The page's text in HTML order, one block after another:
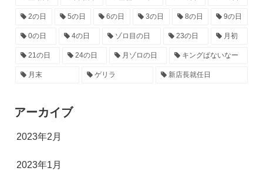
2の日 5の日 6の日 3の日 8の日 9の日
0の日 4の日 ゾロ目の日 23の日 月初
21の日 24の日 月ゾロの日 キングぱないなー
月末 ゲリラ 新店長就任日
アーカイブ
2023年2月
2023年1月